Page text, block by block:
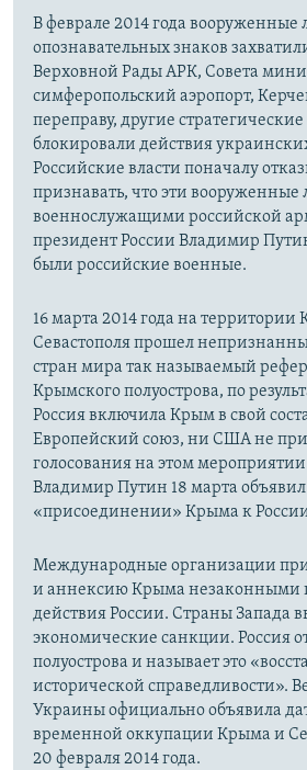
В феврале 2014 года вооруженные
опознавательных знаков
Верховной Рады АРК, Совета
симферопольский аэропорт,
переправу, другие
блокировали действия
Российские власти поначалу
признавать, что эти вооруженные
военнослужащими российской
президент России Владимир
были российские военные.
16 марта 2014 года на территории
Севастополя прошел
стран мира так называемый
Крымского полуострова, по
Россия включила Крым в свой
Европейский союз, ни США не
голосования на этом
Владимир Путин 18 марта объявил
«присоединении» Крыма к
Международные организации
и аннексию Крыма незаконными
действия России. Страны Запада
экономические санкции. Россия
полуострова и называет это
исторической справедливости».
Украины официально объявила
временной оккупации Крыма и
20 февраля 2014 года.